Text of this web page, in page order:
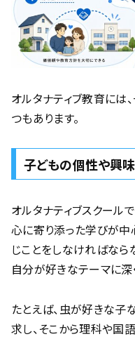
オルタナティブ教育には
つもあります。
子どもの個性や興
オルタナティブスクール
心に寄り添った学びが中
じことをしなければなら
自分が好きなテーマに深
たとえば、虫が好きな
求し、そこから理科や国語